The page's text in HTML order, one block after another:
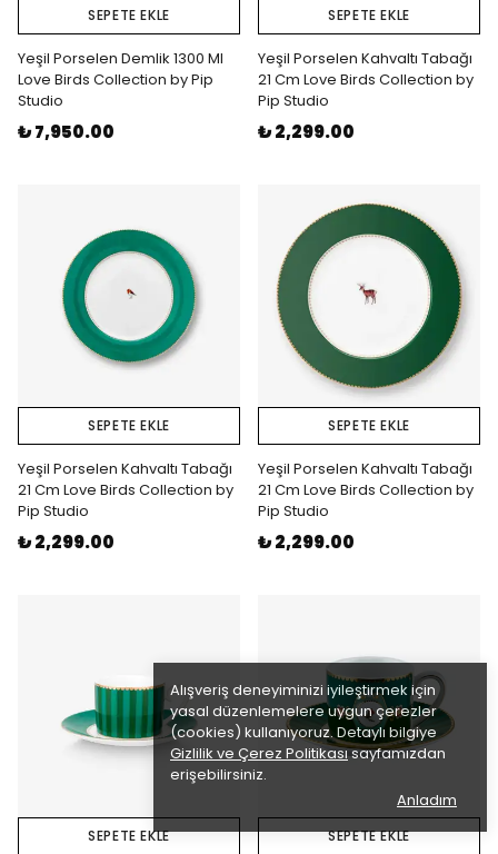
Alışveriş deneyiminizi iyileştirmek için
yasal düzenlemelere uygun çerezler
(cookies) kullanıyoruz. Detaylı bilgiye
Gizlilik ve Çerez Politikasısayfamızdan
erişebilirsiniz.
Anladım
SEPETE EKLE
Yeşil Porselen Demlik 1300 Ml
Love Birds Collection by Pip
Studio
₺ 7,950.00
SEPETE EKLE
Yeşil Porselen Kahvaltı Tabağı
21 Cm Love Birds Collection by
Pip Studio
₺ 2,299.00
SEPETE EKLE
Yeşil Porselen Kahvaltı Tabağı
21 Cm Love Birds Collection by
Pip Studio
₺ 2,299.00
SEPETE EKLE
Yeşil Porselen Kahvaltı Tabağı
21 Cm Love Birds Collection by
Pip Studio
₺ 2,299.00
SEPETE EKLE SEPETE EKLE